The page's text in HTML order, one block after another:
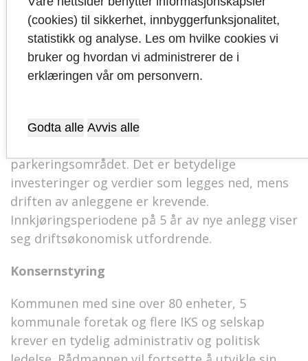
for AS og IKS. Rådmannen avventer fellesnemda
sine drøftinger om KFer, før revisjon av
eierstrategier igangsettes. Sandnes parkering
KF er det foretaket som rådmannen vil
parkeringsanlegg i Havneparken, ser
parkeringsområdet. Det er betydelige
investeringer og verdier som legges ned, mens
driften av anleggene er krevende.
Innkjøringsperiodene på 5 år av nye anlegg viser
seg driftsøkonomisk utfordrende.
Konsernstyring
Kommunen med sine over 80 enheter, 5
kommunale foretak og flere IKS og selskap
krever en tydelig administrativ og politisk
(cookies) til sikkerhet, innbyggerfunksjonalitet,
statistikk og analyse. Les om hvilke cookies vi
bruker og hvordan vi administrerer de i
erklæringen vår om personvern.
Godta alle Avvis alle